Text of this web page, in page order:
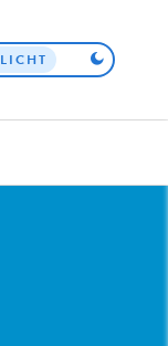
Top
LICHT